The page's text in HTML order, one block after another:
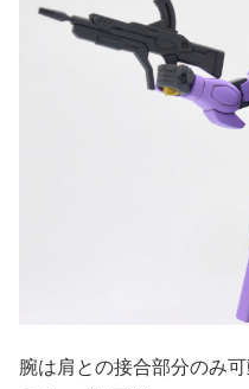
腕は肩との接合部分のみ